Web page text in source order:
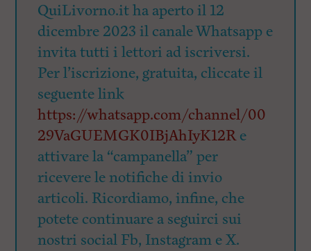
QuiLivorno.it ha aperto il 12
dicembre 2023 il canale Whatsapp e
invita tutti i lettori ad iscriversi.
Per l’iscrizione, gratuita, cliccate il
seguente link
https://whatsapp.com/channel/00
29VaGUEMGK0IBjAhIyK12Re
attivare la “campanella” per
ricevere le notifiche di invio
articoli. Ricordiamo, infine, che
potete continuare a seguirci sui
nostri social Fb, Instagram e X.